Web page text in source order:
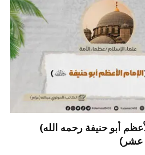
أبو حنيفة رحمه الله)
عشر)